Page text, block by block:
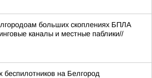
больших скоплениях БПЛА
каналы и местные паблики//
беспилотников на Белгород